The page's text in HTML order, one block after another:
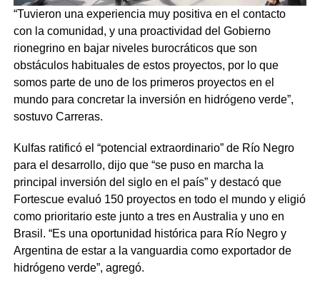
“Tuvieron una experiencia muy positiva en el contacto
con la comunidad, y una proactividad del Gobierno
rionegrino en bajar niveles burocráticos que son
obstáculos habituales de estos proyectos, por lo que
somos parte de uno de los primeros proyectos en el
mundo para concretar la inversión en hidrógeno verde”,
sostuvo Carreras.
Kulfas ratificó el “potencial extraordinario” de Río Negro
para el desarrollo, dijo que “se puso en marcha la
principal inversión del siglo en el país” y destacó que
Fortescue evaluó 150 proyectos en todo el mundo y eligió
como prioritario este junto a tres en Australia y uno en
Brasil. “Es una oportunidad histórica para Río Negro y
Argentina de estar a la vanguardia como exportador de
hidrógeno verde”, agregó.